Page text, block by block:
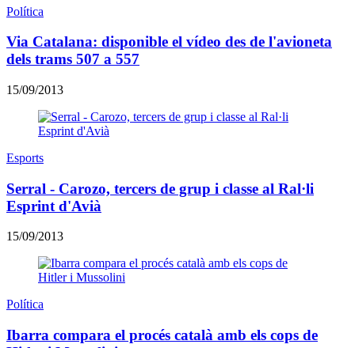
Política
Via Catalana: disponible el vídeo des de l'avioneta
dels trams 507 a 557
15/09/2013
Esports
Serral - Carozo, tercers de grup i classe al Ral·li
Esprint d'Avià
15/09/2013
Política
Ibarra compara el procés català amb els cops de